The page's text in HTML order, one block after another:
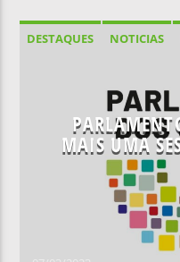
DESTAQUES NOTICIAS
MAIS UMA